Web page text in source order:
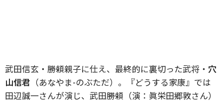
武田信玄・勝頼親子に仕え、最終的に裏切った武将・ 穴
山信君 （あなやま-のぶただ）。『どうする家康』では
田辺誠一さんが演じ、武田勝頼（演：眞栄田郷敦さん）